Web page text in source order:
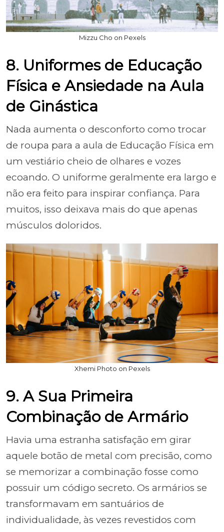
Mizzu Cho on Pexels
8. Uniformes de Educação
Física e Ansiedade na Aula
de Ginástica
Nada aumenta o desconforto como trocar
de roupa para a aula de Educação Física em
um vestiário cheio de olhares e vozes
ecoando. O uniforme geralmente era largo e
não era feito para inspirar confiança. Para
muitos, isso deixava mais do que apenas
músculos doloridos.
Xhemi Photo on Pexels
9. A Sua Primeira
Combinação de Armário
Havia uma estranha satisfação em girar
aquele botão de metal com precisão, como
se memorizar a combinação fosse como
possuir um código secreto. Os armários se
transformavam em santuários de
individualidade, às vezes revestidos com